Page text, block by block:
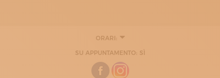
ORARI:
SU APPUNTAMENTO: SÌ